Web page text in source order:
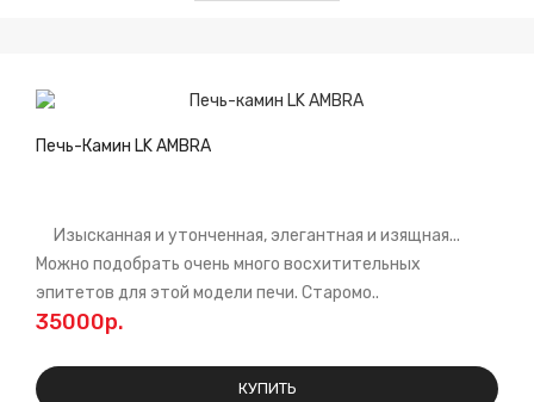
Печь-Камин LK AMBRA
Изысканная и утонченная, элегантная и изящная...
Можно подобрать очень много восхитительных
эпитетов для этой модели печи. Старомо..
35000р.
КУПИТЬ